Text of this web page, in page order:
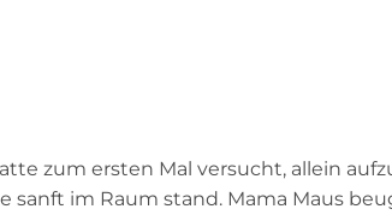
zum ersten Mal versucht, allein
sanft im Raum stand. Mama Maus